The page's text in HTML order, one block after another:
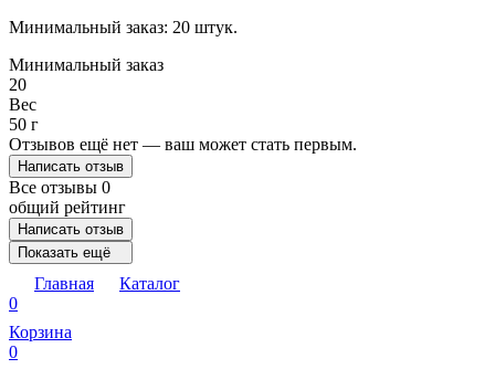
Минимальный заказ: 20 штук.
Минимальный заказ
20
Вес
50 г
Отзывов ещё нет — ваш может стать первым.
Написать отзыв
Все отзывы 0
общий рейтинг
Написать отзыв
Показать ещё
Главная
Каталог
0
Корзина
0